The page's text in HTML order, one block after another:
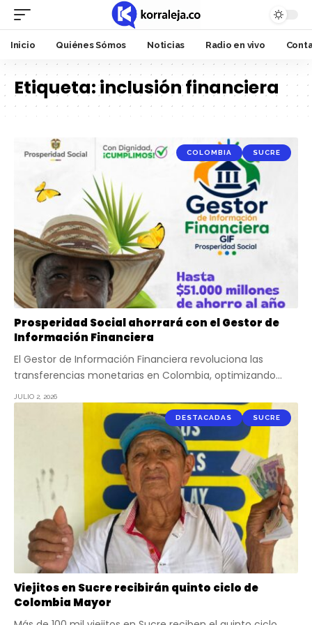
Inicio Quiénes Sómos Noticias Radio en vivo
Etiqueta:inclusión financiera
COLOMBIA SUCRE
Prosperidad Social ahorrará con el Gestor de
Información Financiera
El Gestor de Información Financiera revoluciona las
transferencias monetarias en Colombia, optimizando…
JULIO 2, 2026
DESTACADAS SUCRE
Viejitos en Sucre recibirán quinto ciclo de
Colombia Mayor